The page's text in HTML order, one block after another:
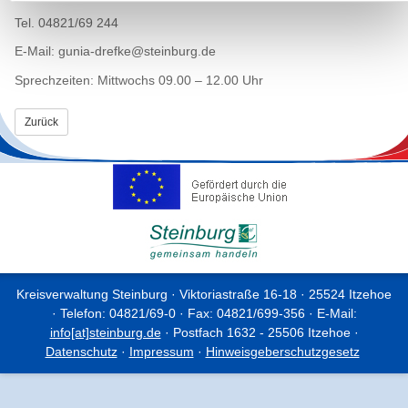
Tel. 04821/69 244
E-Mail: gunia-drefke@steinburg.de
Sprechzeiten: Mittwochs 09.00 – 12.00 Uhr
Zurück
Kreisverwaltung Steinburg · Viktoriastraße 16-18 · 25524 Itzehoe
· Telefon: 04821/69-0 · Fax: 04821/699-356 · E-Mail:
info[at]steinburg.de· Postfach 1632 - 25506 Itzehoe ·
Datenschutz· Impressum · Hinweisgeberschutzgesetz